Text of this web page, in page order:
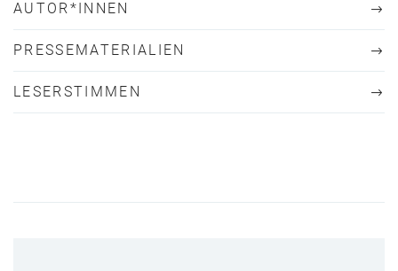
AUTOR*INNEN
PRESSEMATERIALIEN
LESERSTIMMEN